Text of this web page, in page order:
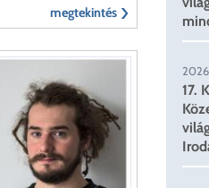
megtekintés
17.